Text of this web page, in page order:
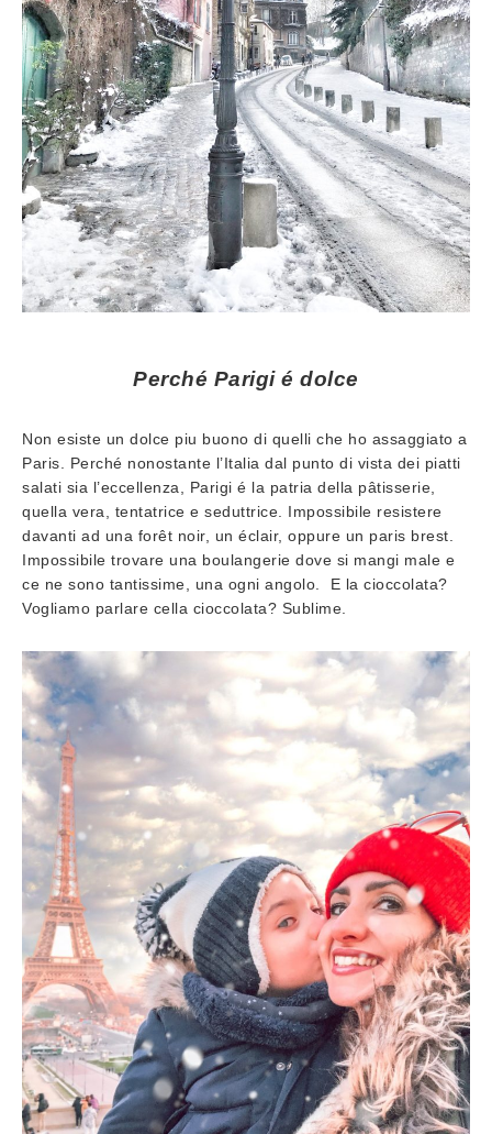
Perché Parigi é dolce
Non esiste un dolce piu buono di quelli che ho assaggiato a
Paris. Perché nonostante l’Italia dal punto di vista dei piatti
salati sia l’eccellenza, Parigi é la patria della pâtisserie,
quella vera, tentatrice e seduttrice. Impossibile resistere
davanti ad una forêt noir, un éclair, oppure un paris brest.
Impossibile trovare una boulangerie dove si mangi male e
ce ne sono tantissime, una ogni angolo. E la cioccolata?
Vogliamo parlare cella cioccolata? Sublime.